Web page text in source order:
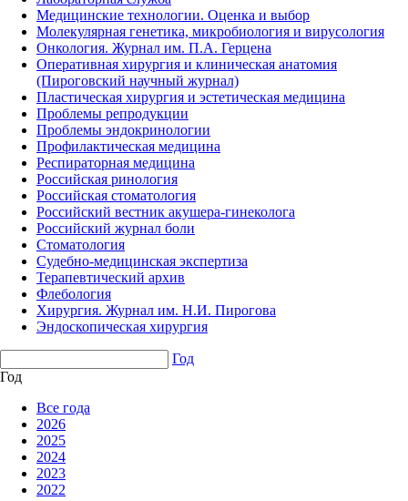
Медицинские технологии. Оценка и выбор
Молекулярная генетика, микробиология и вирусология
Онкология. Журнал им. П.А. Герцена
Оперативная хирургия и клиническая анатомия
(Пироговский научный журнал)
Пластическая хирургия и эстетическая медицина
Проблемы репродукции
Проблемы эндокринологии
Профилактическая медицина
Респираторная медицина
Российская ринология
Российская стоматология
Российский вестник акушера-гинеколога
Российский журнал боли
Стоматология
Судебно-медицинская экспертиза
Терапевтический архив
Флебология
Хирургия. Журнал им. Н.И. Пирогова
Эндоскопическая хирургия
Год
Год
Все года
2026
2025
2024
2023
2022